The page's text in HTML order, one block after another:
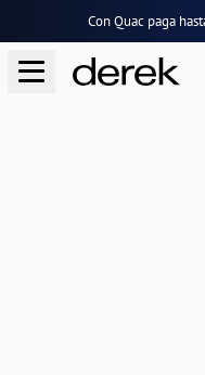
Con Quac paga